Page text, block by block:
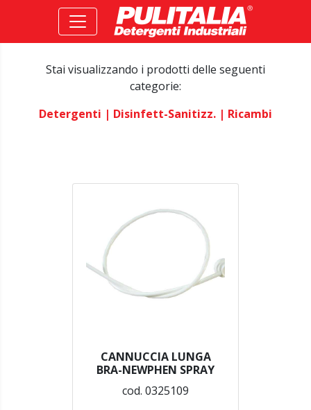
Stai visualizzando i prodotti delle seguenti
categorie:
Detergenti | Disinfett-Sanitizz. | Ricambi
CANNUCCIA LUNGA
BRA-NEWPHEN SPRAY
cod. 0325109